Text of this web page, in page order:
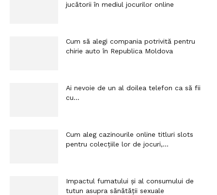
jucătorii în mediul jocurilor online
Cum să alegi compania potrivită pentru
chirie auto în Republica Moldova
Ai nevoie de un al doilea telefon ca să fii
cu...
Cum aleg cazinourile online titluri slots
pentru colecțiile lor de jocuri,...
Impactul fumatului și al consumului de
tutun asupra sănătății sexuale